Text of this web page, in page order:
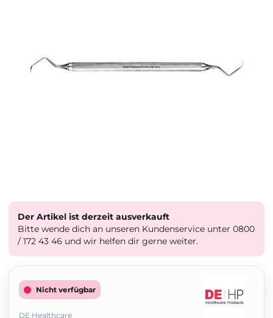
Der Artikel ist derzeit ausverkauft
Bitte wende dich an unseren Kundenservice unter 0800
/ 172 43 46 und wir helfen dir gerne weiter.
Nicht verfügbar
DE Healthcare